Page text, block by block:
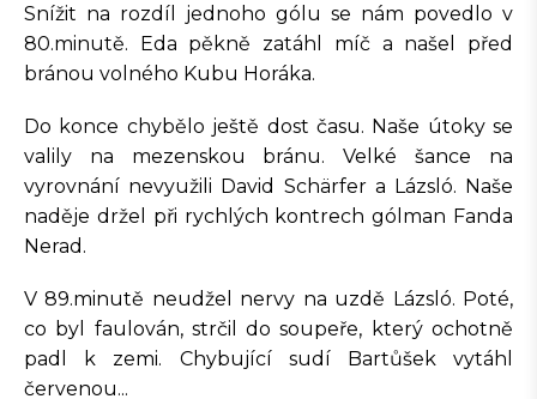
Snížit na rozdíl jednoho gólu se nám povedlo v
80.minutě. Eda pěkně zatáhl míč a našel před
bránou volného Kubu Horáka.
Do konce chybělo ještě dost času. Naše útoky se
valily na mezenskou bránu. Velké šance na
vyrovnání nevyužili David Schärfer a Lázsló. Naše
naděje držel při rychlých kontrech gólman Fanda
Nerad.
V 89.minutě neudžel nervy na uzdě Lázsló. Poté,
co byl faulován, strčil do soupeře, který ochotně
padl k zemi. Chybující sudí Bartůšek vytáhl
červenou...